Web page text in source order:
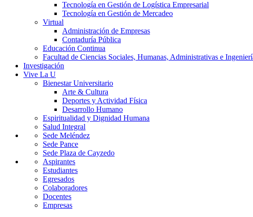
Tecnología en Gestión de Logística Empresarial
Tecnología en Gestión de Mercadeo
Virtual
Administración de Empresas
Contaduría Pública
Educación Continua
Facultad de Ciencias Sociales, Humanas, Administrativas e
Investigación
Vive La U
Bienestar Universitario
Arte & Cultura
Deportes y Actividad Física
Desarrollo Humano
Espiritualidad y Dignidad Humana
Salud Integral
Sede Meléndez
Sede Pance
Sede Plaza de Cayzedo
Aspirantes
Estudiantes
Egresados
Colaboradores
Docentes
Empresas